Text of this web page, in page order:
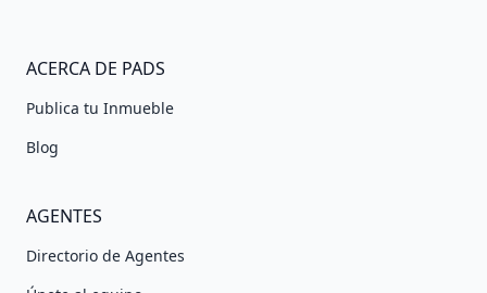
ACERCA DE PADS
Publica tu Inmueble
Blog
AGENTES
Directorio de Agentes